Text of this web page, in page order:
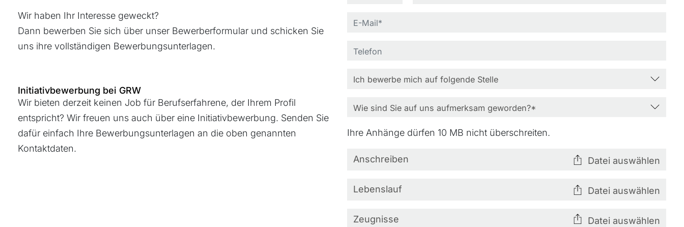
Wir haben Ihr Interesse geweckt?
Dann bewerben Sie sich über unser Bewerberformular und schicken Sie
uns ihre vollständigen Bewerbungsunterlagen.
Initiativbewerbung bei GRW
Wir bieten derzeit keinen Job für Berufserfahrene, der Ihrem Profil
entspricht? Wir freuen uns auch über eine Initiativbewerbung. Senden Sie
dafür einfach Ihre Bewerbungsunterlagen an die oben genannten
Kontaktdaten.
Ihre Anhänge dürfen 10 MB nicht überschreiten.
Anschreiben
Lebenslauf
Zeugnisse